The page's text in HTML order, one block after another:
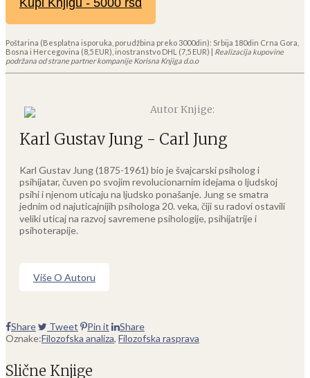
Poštarina (Besplatna isporuka, porudžbina preko 3000din): Srbija 180din Crna Gora,
Bosna i Hercegovina (8,5 EUR), inostranstvo DHL (7,5 EUR) | Realizacija kupovine
podržana od strane partner kompanije Korisna Knjiga d.o.o
Autor Knjige:
Karl Gustav Jung - Carl Jung
Karl Gustav Jung (1875-1961) bio je švajcarski psiholog i
psihijatar, čuven po svojim revolucionarnim idejama o ljudskoj
psihi i njenom uticaju na ljudsko ponašanje. Jung se smatra
jednim od najuticajnijih psihologa 20. veka, čiji su radovi ostavili
veliki uticaj na razvoj savremene psihologije, psihijatrije i
psihoterapije.
Više O Autoru
Share Tweet Pin it
Share
Oznake:Filozofska analiza, Filozofska rasprava
Slične Knjige